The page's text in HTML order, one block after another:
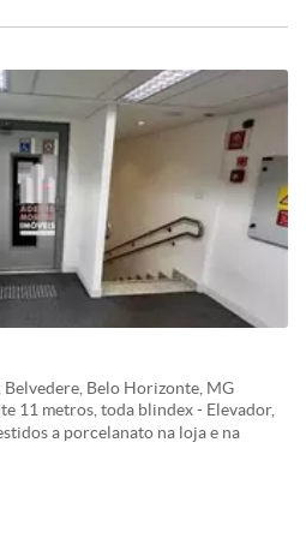
CARACTERISTICAS:
Belo Horizonte, MG
11 metros, toda blindex - Elevador,
a porcelanato na loja e na
os utensílios na loja e na sobreloja -
- Copa - AVCB concebido -
Luiz Paulo Franco, 669, Belvedere,